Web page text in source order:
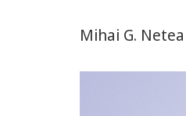
Mihai G.